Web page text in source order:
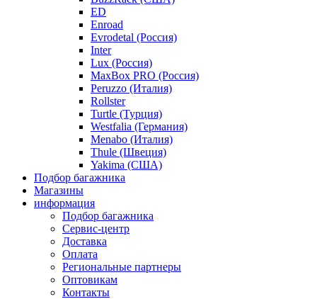
ED
Enroad
Evrodetal (Россия)
Inter
Lux (Россия)
MaxBox PRO (Россия)
Peruzzo (Италия)
Rollster
Turtle (Турция)
Westfalia (Германия)
Menabo (Италия)
Thule (Швеция)
Yakima (США)
Подбор багажника
Магазины
информация
Подбор багажника
Сервис-центр
Доставка
Оплата
Региональные партнеры
Оптовикам
Контакты